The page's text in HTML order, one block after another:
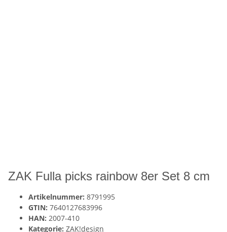
ZAK Fulla picks rainbow 8er Set 8 cm
Artikelnummer: 8791995
GTIN: 7640127683996
HAN: 2007-410
Kategorie: ZAK!design